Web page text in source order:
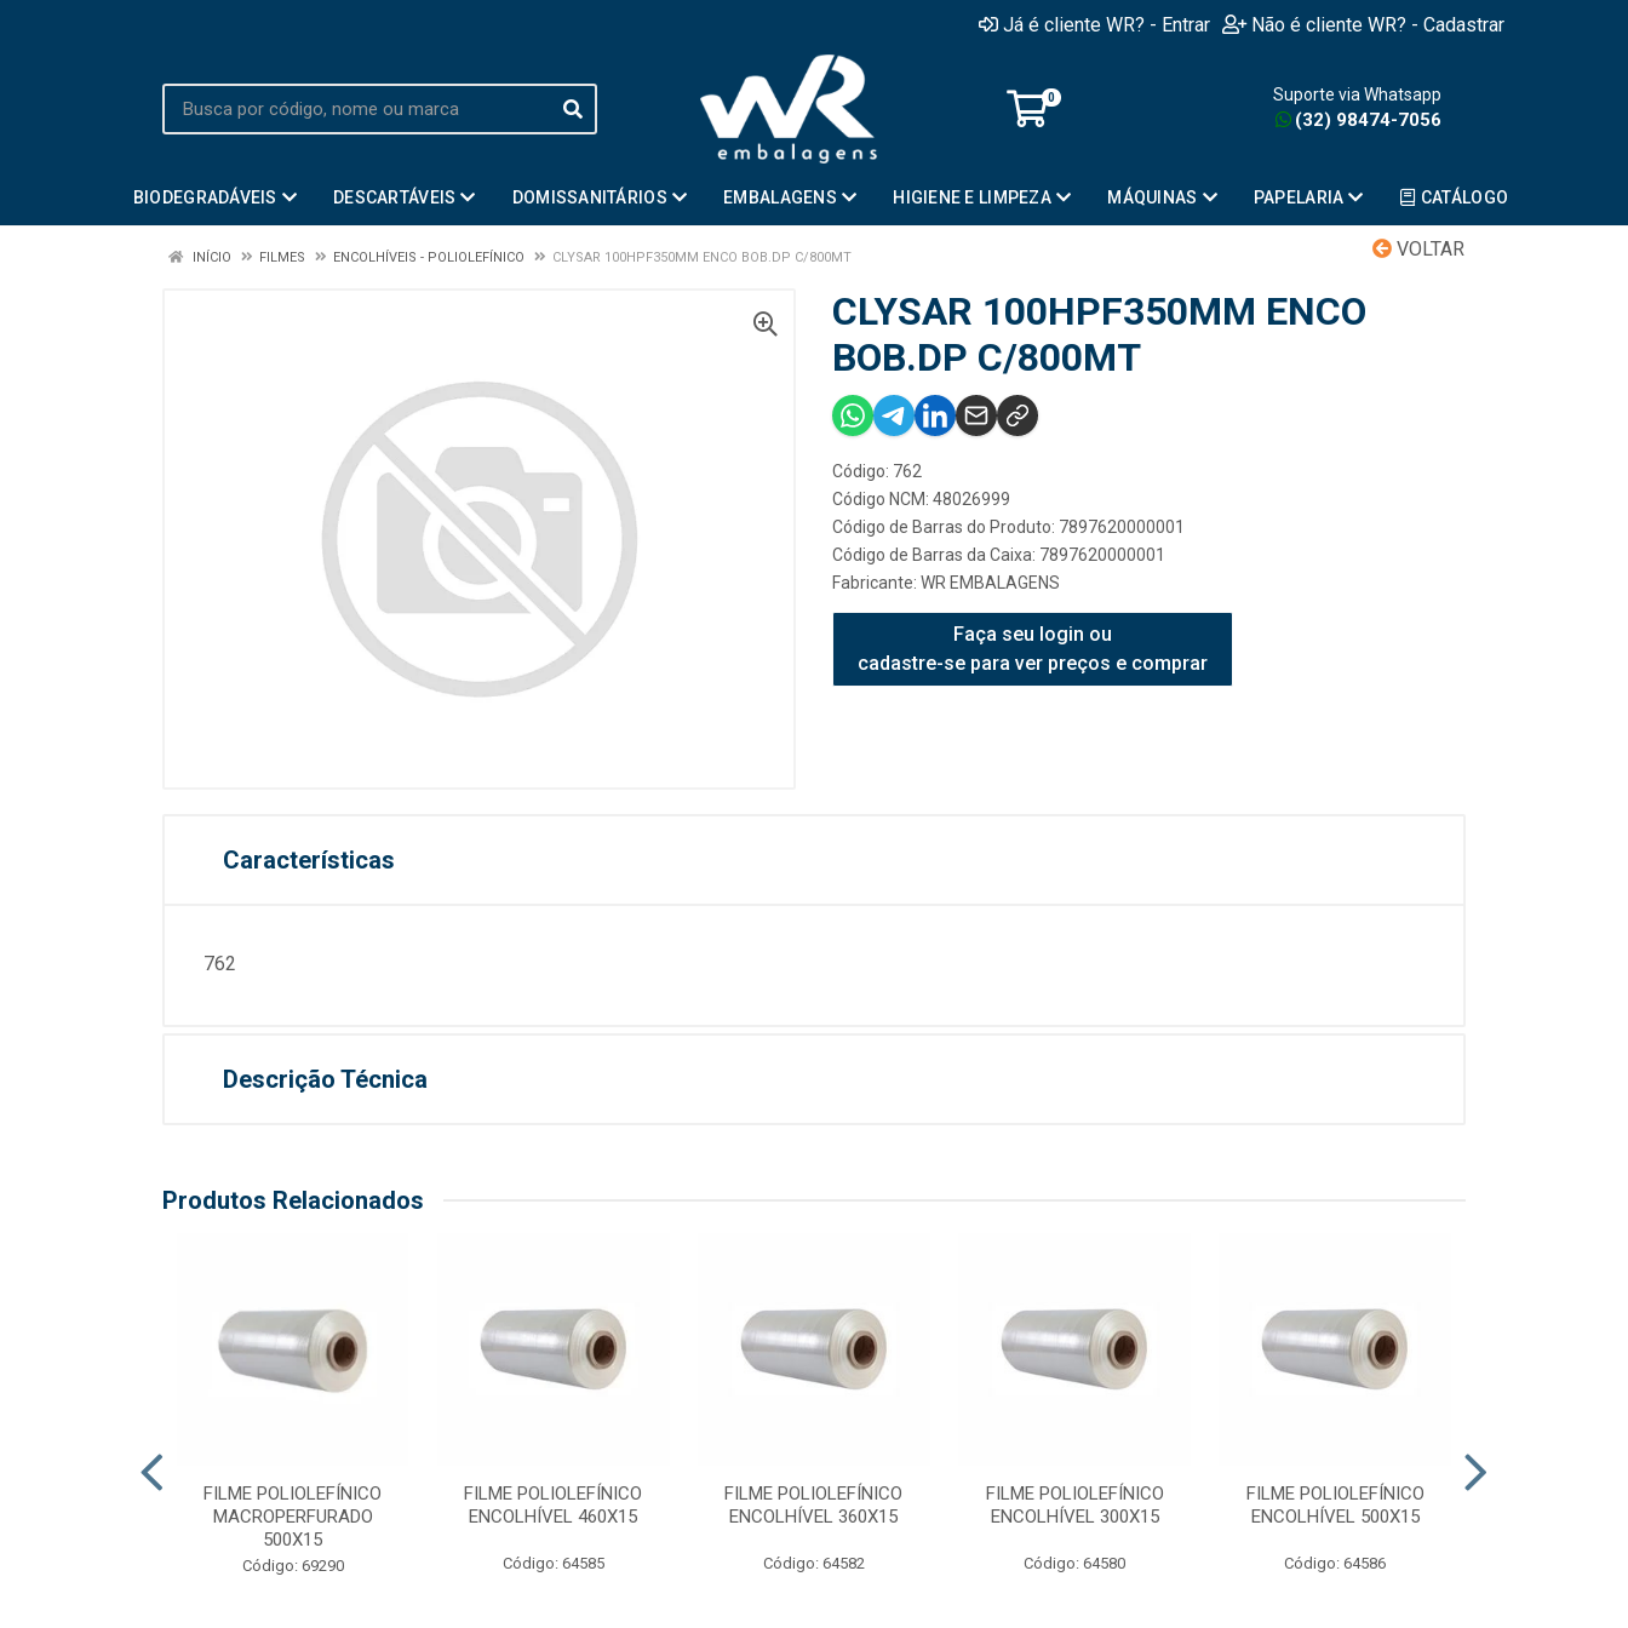
Já é cliente WR? - Entrar Não é cliente WR? - Cadastrar
0 Suporte via Whatsapp
(32) 98474-7056
BIODEGRADÁVEIS DESCARTÁVEIS DOMISSANITÁRIOS EMBALAGENS HIGIENE E LIMPEZA MÁQUINAS PAPELARIA CATÁLOGO
VOLTAR
INÍCIO FILMES ENCOLHÍVEIS - POLIOLEFÍNICO CLYSAR 100HPF350MM ENCO BOB.DP C/800MT
CLYSAR 100HPF350MM ENCO
BOB.DP C/800MT
Código: 762
Código NCM: 48026999
Código de Barras do Produto: 7897620000001
Código de Barras da Caixa: 7897620000001
Fabricante: WR EMBALAGENS
Faça seu login ou
cadastre-se para ver preços e comprar
Características
762
Descrição Técnica
Produtos Relacionados
FILME POLIOLEFÍNICO
MACROPERFURADO
500X15
Código: 69290
FILME POLIOLEFÍNICO
ENCOLHÍVEL 460X15
Código: 64585
FILME POLIOLEFÍNICO
ENCOLHÍVEL 360X15
Código: 64582
FILME POLIOLEFÍNICO
ENCOLHÍVEL 300X15
Código: 64580
FILME POLIOLEFÍNICO
ENCOLHÍVEL 500X15
Código: 64586